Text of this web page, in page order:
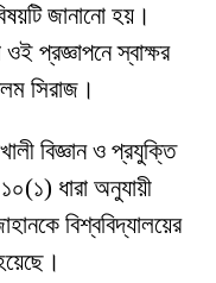
জানানো হয়।
প্রজ্ঞাপনে স্বাক্ষর
সিরাজ।
বিজ্ঞান ও প্রযুক্তি
ধারা অনুযায়ী
বিশ্ববিদ্যালয়ের